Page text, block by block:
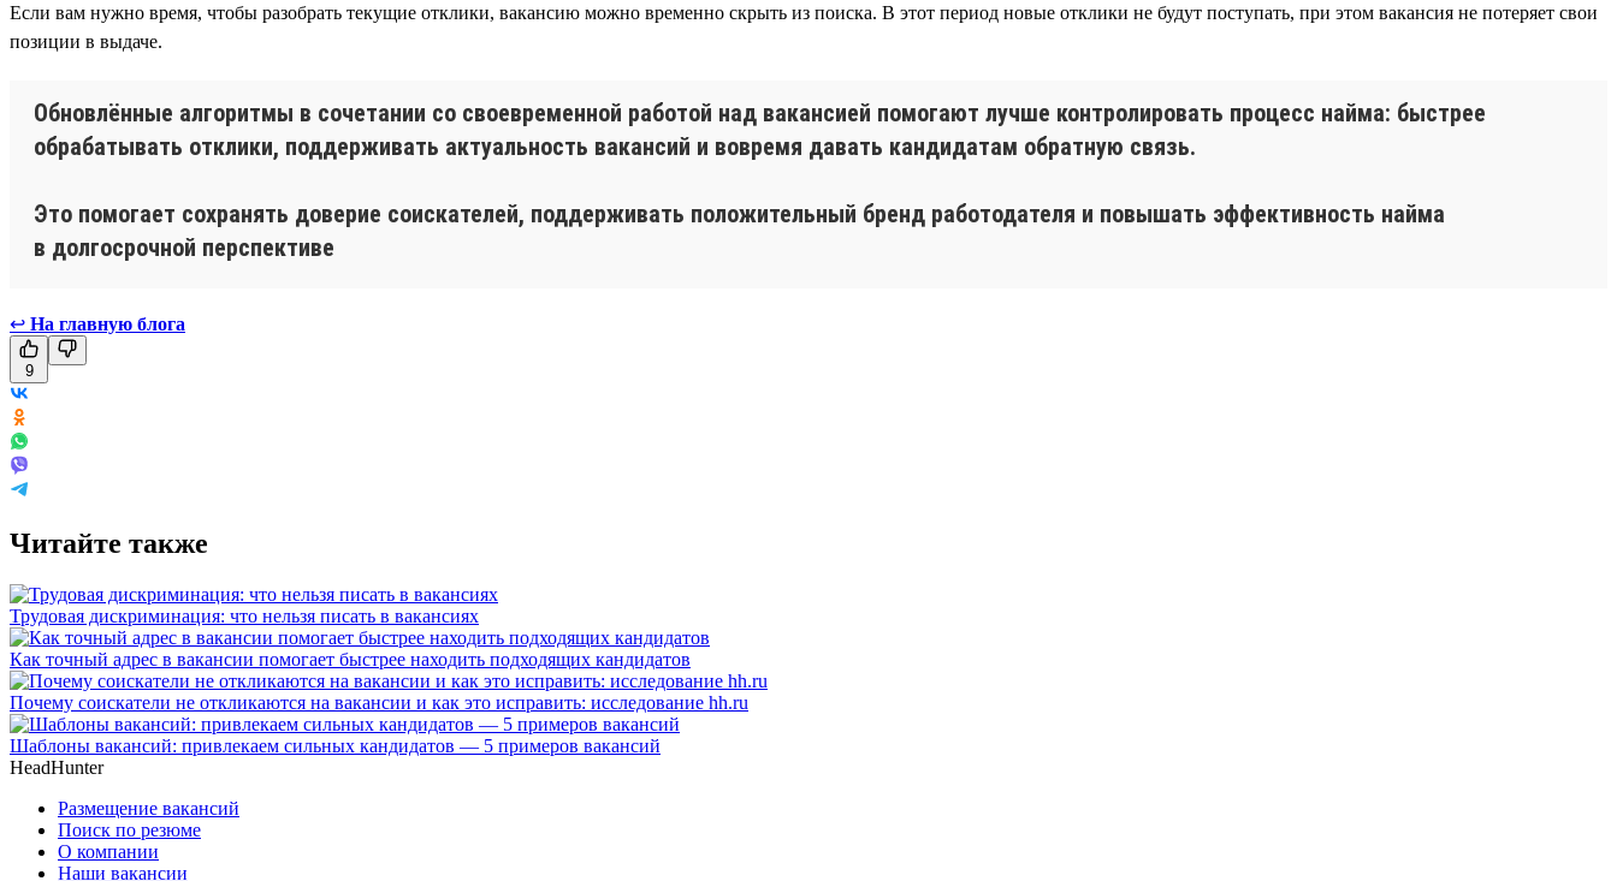
Если вам нужно время, чтобы разобрать текущие отклики, вакансию можно временно скрыть из поиска. В этот период новые отклики не будут поступать, при этом вакансия не потеряет свои
позиции в выдаче.
Обновлённые алгоритмы в сочетании со своевременной работой над вакансией помогают лучше контролировать процесс найма: быстрее
обрабатывать отклики, поддерживать актуальность вакансий и вовремя давать кандидатам обратную связь.
Это помогает сохранять доверие соискателей, поддерживать положительный бренд работодателя и повышать эффективность найма
в долгосрочной перспективе
↩ На главную блога
9
Читайте также
Трудовая дискриминация: что нельзя писать в вакансиях
Как точный адрес в вакансии помогает быстрее находить подходящих кандидатов
Почему соискатели не откликаются на вакансии и как это исправить: исследование hh.ru
Шаблоны вакансий: привлекаем сильных кандидатов — 5 примеров вакансий
HeadHunter
Размещение вакансий
Поиск по резюме
О компании
Наши вакансии